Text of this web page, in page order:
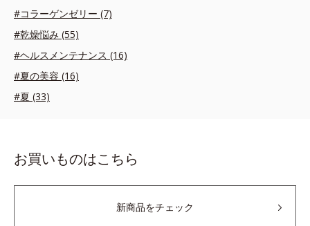
#コラーゲンゼリー (7)
#乾燥悩み (55)
#ヘルスメンテナンス (16)
#夏の美容 (16)
#夏 (33)
お買いものはこちら
新商品をチェック